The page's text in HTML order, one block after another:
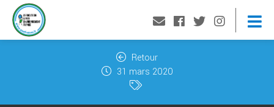
Retour
31 mars 2020